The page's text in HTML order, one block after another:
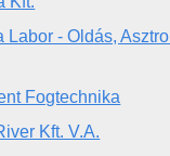
Labor - Oldás,
Fogtechnika
Kft. V.A.